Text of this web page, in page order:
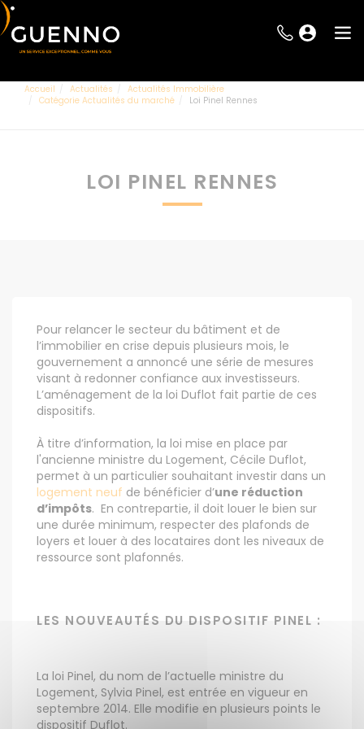
Accueil Actualités
Actualités Immobilière
Catégorie Actualités du marché
Loi Pinel Rennes
LOI PINEL RENNES
Pour relancer le secteur du bâtiment et de
l’immobilier en crise depuis plusieurs mois, le
gouvernement a annoncé une série de mesures
visant à redonner confiance aux investisseurs.
L’aménagement de la loi Duflot fait partie de ces
dispositifs.
À titre d’information, la loi mise en place par
l'ancienne ministre du Logement, Cécile Duflot,
permet à un particulier souhaitant investir dans un
logement neuf de bénéficier d’une réduction
d’impôts. En contrepartie, il doit louer le bien sur
une durée minimum, respecter des plafonds de
loyers et louer à des locataires dont les niveaux de
ressource sont plafonnés.
LES NOUVEAUTÉS DU DISPOSITIF PINEL :
La loi Pinel, du nom de l’actuelle ministre du
Logement, Sylvia Pinel, est entrée en vigueur en
septembre 2014. Elle modifie en plusieurs points le
dispositif Duflot.